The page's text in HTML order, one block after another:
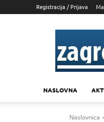
Registracija / Prijava
NASLOVNA
Naslovnica